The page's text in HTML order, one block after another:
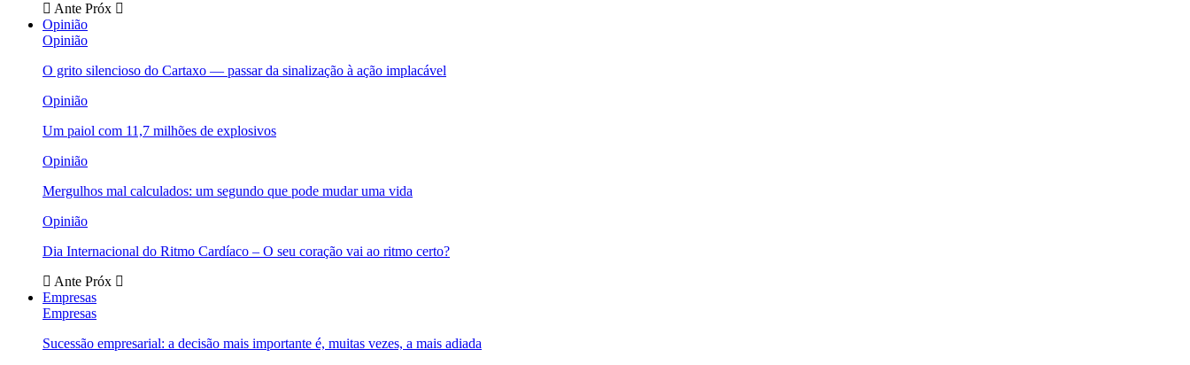
Ante Próx
Opinião
Opinião
O grito silencioso do Cartaxo — passar da sinalização à ação implacável
Opinião
Um paiol com 11,7 milhões de explosivos
Opinião
Mergulhos mal calculados: um segundo que pode mudar uma vida
Opinião
Dia Internacional do Ritmo Cardíaco – O seu coração vai ao ritmo certo?
Ante Próx
Empresas
Empresas
Sucessão empresarial: a decisão mais importante é, muitas vezes, a mais adiada